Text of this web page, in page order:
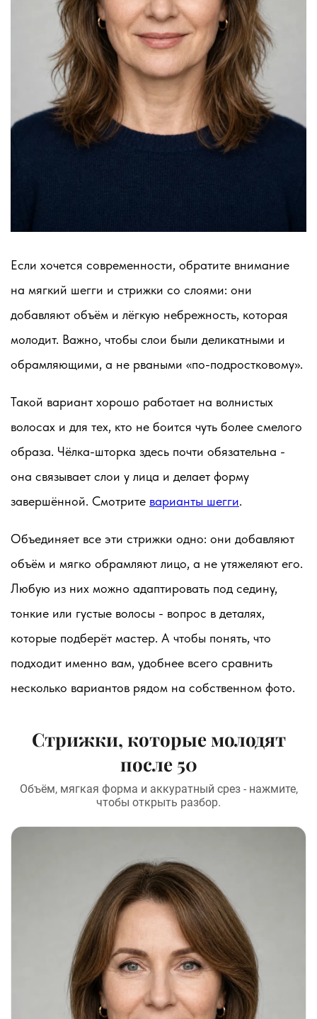
Если хочется современности, обратите внимание
на мягкий шегги и стрижки со слоями: они
добавляют объём и лёгкую небрежность, которая
молодит. Важно, чтобы слои были деликатными и
обрамляющими, а не рваными «по-подростковому».
Такой вариант хорошо работает на волнистых
волосах и для тех, кто не боится чуть более смелого
образа. Чёлка-шторка здесь почти обязательна -
она связывает слои у лица и делает форму
завершённой. Смотрите варианты шегги.
Объединяет все эти стрижки одно: они добавляют
объём и мягко обрамляют лицо, а не утяжеляют его.
Любую из них можно адаптировать под седину,
тонкие или густые волосы - вопрос в деталях,
которые подберёт мастер. А чтобы понять, что
подходит именно вам, удобнее всего сравнить
несколько вариантов рядом на собственном фото.
Стрижки, которые молодят
после 50
Объём, мягкая форма и аккуратный срез - нажмите,
чтобы открыть разбор.